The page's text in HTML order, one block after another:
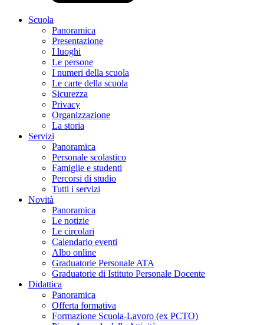
Scuola
Panoramica
Presentazione
I luoghi
Le persone
I numeri della scuola
Le carte della scuola
Sicurezza
Privacy
Organizzazione
La storia
Servizi
Panoramica
Personale scolastico
Famiglie e studenti
Percorsi di studio
Tutti i servizi
Novità
Panoramica
Le notizie
Le circolari
Calendario eventi
Albo online
Graduatorie Personale ATA
Graduatorie di Istituto Personale Docente
Didattica
Panoramica
Offerta formativa
Formazione Scuola-Lavoro (ex PCTO)